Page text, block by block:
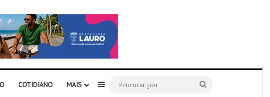
COTIDIANO MAIS Barra Lateral